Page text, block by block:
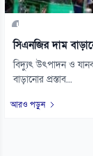
সিএনজির দাম
বিদ্যুৎ উৎপাদন ও
বাড়ানোর প্রস্তাব...
আরও পড়ুন